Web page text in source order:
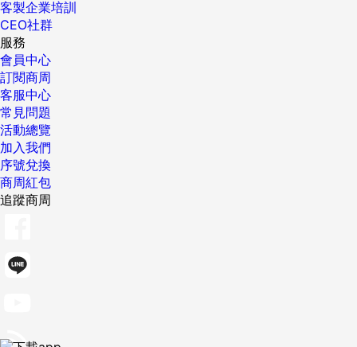
客製企業培訓
CEO社群
服務
會員中心
訂閱商周
客服中心
常見問題
活動總覽
加入我們
序號兌換
商周紅包
追蹤商周